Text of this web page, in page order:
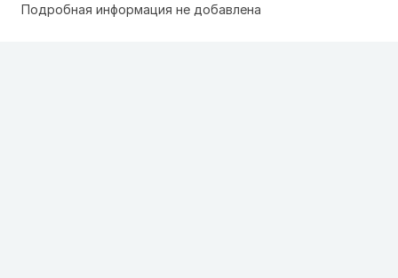
Подробная информация не добавлена